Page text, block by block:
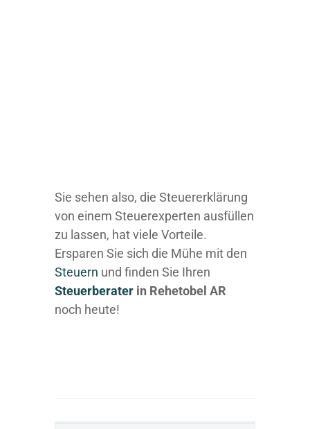
Sie sehen also, die Steuererklärung
von einem Steuerexperten ausfüllen
zu lassen, hat viele Vorteile.
Ersparen Sie sich die Mühe mit den
Steuern und finden Sie Ihren
Steuerberater in Rehetobel AR
noch heute!